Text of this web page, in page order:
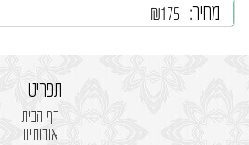
מחיר: ₪175
תפריט
דף הבית
אודותינו